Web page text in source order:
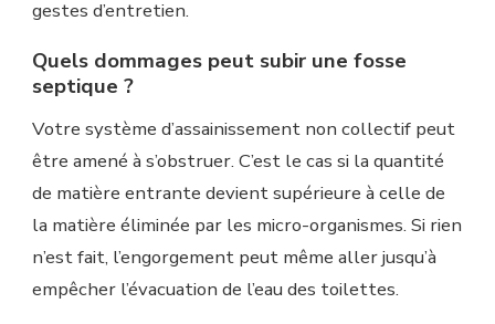
gestes d’entretien.
Quels dommages peut subir une fosse
septique ?
Votre système d’assainissement non collectif peut
être amené à s’obstruer. C’est le cas si la quantité
de matière entrante devient supérieure à celle de
la matière éliminée par les micro-organismes. Si rien
n’est fait, l’engorgement peut même aller jusqu’à
empêcher l’évacuation de l’eau des toilettes.